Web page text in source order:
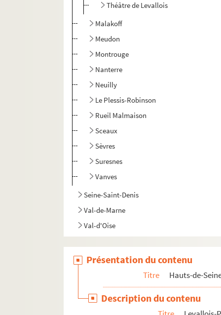
Théâtre de Levallois
Malakoff
Meudon
Montrouge
Nanterre
Neuilly
Le Plessis-Robinson
Rueil Malmaison
Sceaux
Sèvres
Suresnes
Vanves
Seine-Saint-Denis
Val-de-Marne
Val-d'Oise
Présentation du contenu
Titre Hauts-de-
Description du contenu